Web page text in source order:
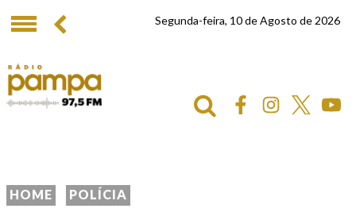
Segunda-feira, 10 de Agosto de 2026
HOME POLÍCIA